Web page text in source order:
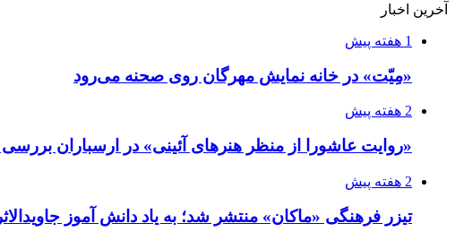
آخرین اخبار
1 هفته پیش
«مِیّت» در خانه نمایش مهرگان روی صحنه می‌رود
2 هفته پیش
«روایت عاشورا از منظر هنرهای آئینی» در ارسباران
2 هفته پیش
تیزر فرهنگی «ماکان» منتشر شد؛ به یاد دانش آموز